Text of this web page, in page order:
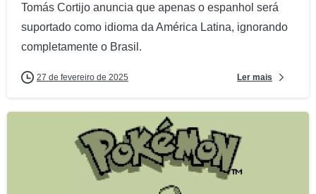
Tomás Cortijo anuncia que apenas o espanhol será
suportado como idioma da América Latina, ignorando
completamente o Brasil.
27 de fevereiro de 2025 Ler mais